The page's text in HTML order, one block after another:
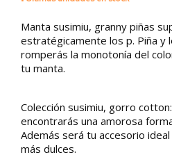
Manta susimiu, granny piñas
estratégicamente los p. Piña y
romperás la monotonía del
tu manta.
Colección susimiu, gorro
encontrarás una amorosa
Además será tu accesorio
más dulces.